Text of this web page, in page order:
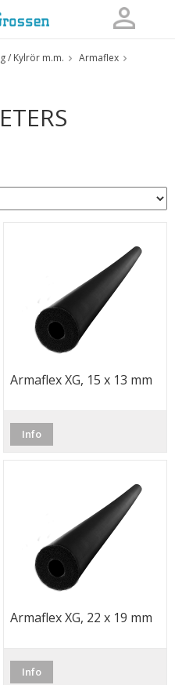
i varukorgen
/ Kylrör m.m.
Armaflex
Armaflex XG, 15 x 13 mm
Info
Armaflex XG, 22 x 19 mm
Info